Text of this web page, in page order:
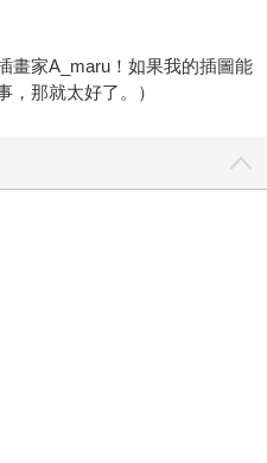
畫家A_maru！如果我的插圖能
，那就太好了。）